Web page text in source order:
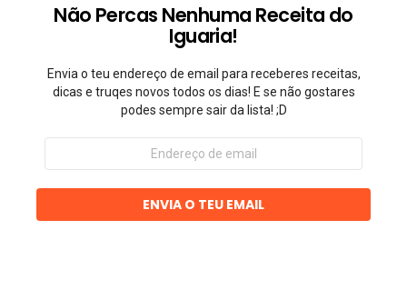
Não Percas Nenhuma Receita do
Iguaria!
Envia o teu endereço de email para receberes receitas,
dicas e truqes novos todos os dias! E se não gostares
podes sempre sair da lista! ;D
Endereço
email
ENVIA O TEU EMAIL